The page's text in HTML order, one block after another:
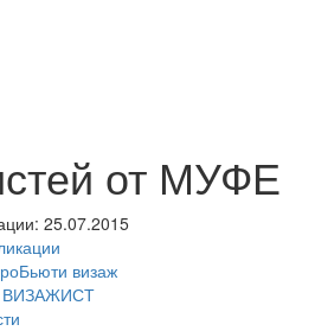
от МУФЕ
25.07.2015
визаж
ВИЗАЖИСТ